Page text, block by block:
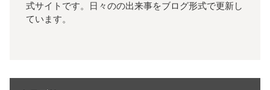
式サイトです。日々のの出来事をブログ形式で更新し
ています。